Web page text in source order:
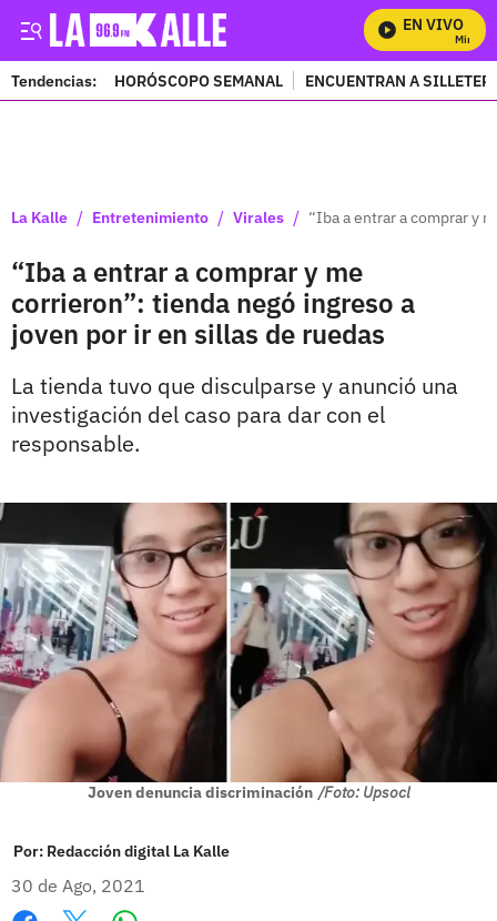
EN VIVO
Mira
Tendencias: HORÓSCOPO SEMANAL ENCUENTRAN A
La Kalle / Entretenimiento / Virales / “Iba a entrar a comprar y
“Iba a entrar a comprar y me
corrieron”: tienda negó ingreso a
joven por ir en sillas de ruedas
La tienda tuvo que disculparse y anunció una
investigación del caso para dar con el
responsable.
Joven denuncia discriminación /Foto: Upsocl
Por: Redacción digital La Kalle
30 de Ago, 2021